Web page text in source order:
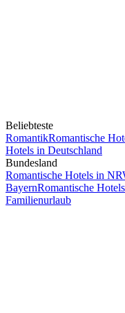
Beliebteste
RomantikRomantische
Hotels in Deutschland
Bundesland
Romantische Hotels in
BayernRomantische
Familienurlaub